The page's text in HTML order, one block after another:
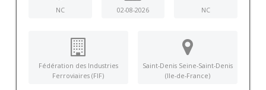
NC 02-08-2026 NC
Fédération des Industries
Ferroviaires (FIF)
Saint-Denis Seine-Saint-Denis
(Ile-de-France)